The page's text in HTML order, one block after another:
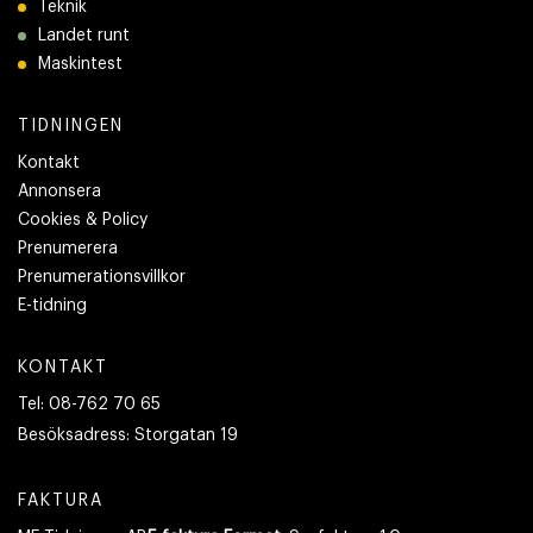
Teknik
Landet runt
Maskintest
TIDNINGEN
Kontakt
Annonsera
Cookies & Policy
Prenumerera
Prenumerationsvillkor
E-tidning
KONTAKT
Tel: 08-762 70 65
Besöksadress: Storgatan 19
FAKTURA